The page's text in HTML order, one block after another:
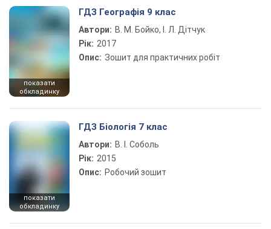
показати
обкладинку
ГДЗ Географія 9 клас
Автори: В. М. Бойко, І. Л. Дітчук
Рік: 2017
Опис: Зошит для практичних робіт
показати
обкладинку
ГДЗ Біологія 7 клас
Автори: В. І. Соболь
Рік: 2015
Опис: Робочий зошит